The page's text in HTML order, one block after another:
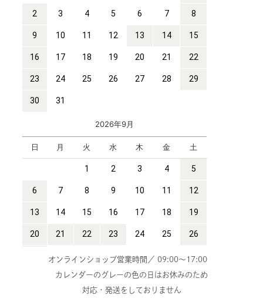
オンラインショップ営業時間／ 09:00～17:00
カレンダーのグレーの色の日はお休みのため
対応・発送をしておりません